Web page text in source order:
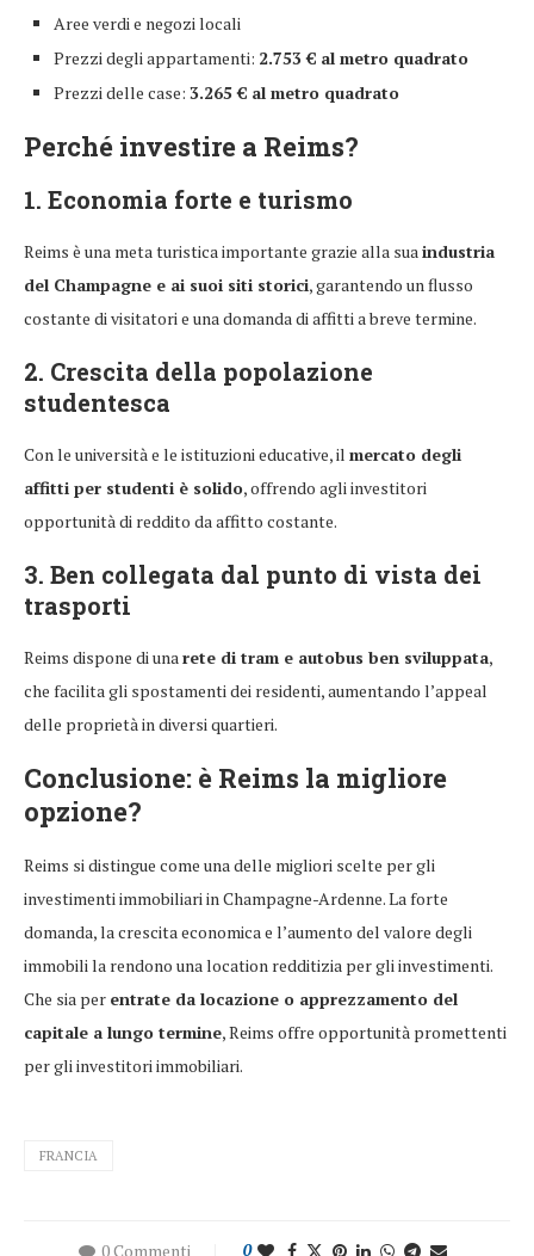
Aree verdi e negozi locali
Prezzi degli appartamenti: 2.753 € al metro quadrato
Prezzi delle case: 3.265 € al metro quadrato
Perché investire a Reims?
1. Economia forte e turismo
Reims è una meta turistica importante grazie alla suaindustria
del Champagne e ai suoi siti storici, garantendo un flusso
costante di visitatori e una domanda di affitti a breve termine.
2. Crescita della popolazione
studentesca
Con le università e le istituzioni educative, il mercato degli
affitti per studenti è solido, offrendo agli investitori
opportunità di reddito da affitto costante.
3. Ben collegata dal punto di vista dei
trasporti
Reims dispone di unarete di tram e autobus ben sviluppata,
che facilita gli spostamenti dei residenti, aumentando l’appeal
delle proprietà in diversi quartieri.
Conclusione: è Reims la migliore
opzione?
Reims si distingue come una delle migliori scelte per gli
investimenti immobiliari in Champagne-Ardenne. La forte
domanda, la crescita economica e l’aumento del valore degli
immobili la rendono una location redditizia per gli investimenti.
Che sia per entrate da locazione o apprezzamento del
capitale a lungo termine, Reims offre opportunità promettenti
per gli investitori immobiliari.
FRANCIA
0 Commenti 0